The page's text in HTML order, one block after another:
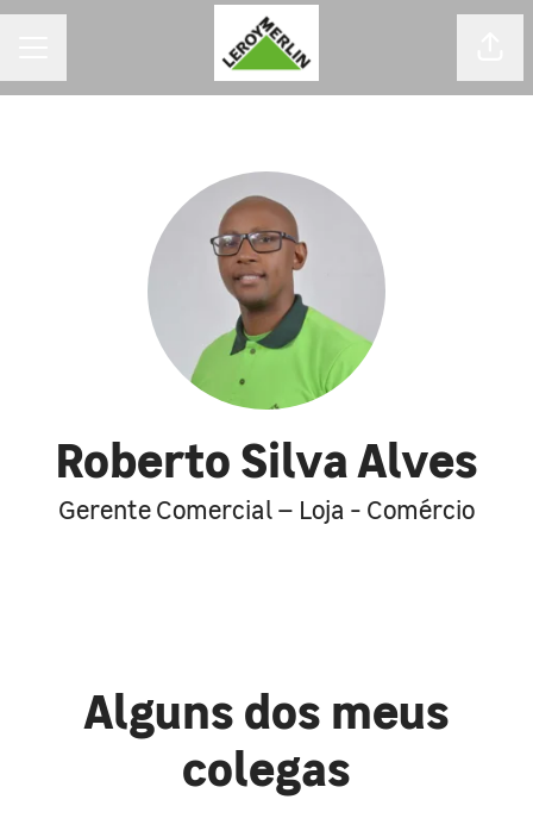
Roberto Silva Alves
Gerente Comercial – Loja - Comércio
Alguns dos meus
colegas